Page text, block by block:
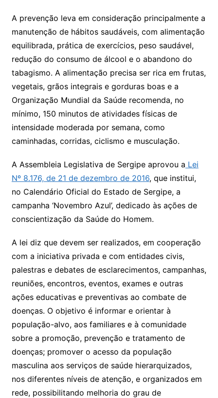
A prevenção leva em consideração principalmente a
manutenção de hábitos saudáveis, com alimentação
equilibrada, prática de exercícios, peso saudável,
redução do consumo de álcool e o abandono do
tabagismo. A alimentação precisa ser rica em frutas,
vegetais, grãos integrais e gorduras boas e a
Organização Mundial da Saúde recomenda, no
mínimo, 150 minutos de atividades físicas de
intensidade moderada por semana, como
caminhadas, corridas, ciclismo e musculação.
A Assembleia Legislativa de Sergipe aprovou a Lei
Nº 8.176, de 21 de dezembro de 2016, que institui,
no Calendário Oficial do Estado de Sergipe, a
campanha ‘Novembro Azul’, dedicado às ações de
conscientização da Saúde do Homem.
A lei diz que devem ser realizados, em cooperação
com a iniciativa privada e com entidades civis,
palestras e debates de esclarecimentos, campanhas,
reuniões, encontros, eventos, exames e outras
ações educativas e preventivas ao combate de
doenças. O objetivo é informar e orientar à
população-alvo, aos familiares e à comunidade
sobre a promoção, prevenção e tratamento de
doenças; promover o acesso da população
masculina aos serviços de saúde hierarquizados,
nos diferentes níveis de atenção, e organizados em
rede, possibilitando melhoria do grau de